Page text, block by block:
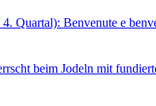
Quartal): Benvenute e
beim Jodeln mit